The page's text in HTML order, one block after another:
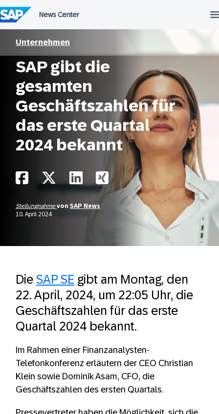
Unternehmen
SAP gibt die
gesamten
Geschäftszahlen für
das erste Quartal
2024 bekannt
Stellungnahmevon SAP News
10. April 2024
Die SAP SE gibt am Montag, den
22. April, 2024, um 22:05 Uhr, die
Geschäftszahlen für das erste
Quartal 2024 bekannt.
Im Rahmen einer Finanzanalysten-
Telefonkonferenz erläutern der CEO Christian
Klein sowie Dominik Asam, CFO, die
Geschäftszahlen des ersten Quartals.